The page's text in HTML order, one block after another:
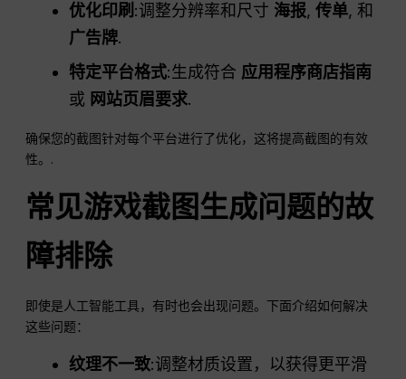
优化印刷:调整分辨率和尺寸 海报,传单, 和
广告牌.
特定平台格式:生成符合 应用程序商店指南
或 网站页眉要求.
确保您的截图针对每个平台进行了优化，这将提高截图的有效
性。.
常见游戏截图生成问题的故
障排除
即使是人工智能工具，有时也会出现问题。下面介绍如何解决
这些问题：
纹理不一致:调整材质设置，以获得更平滑